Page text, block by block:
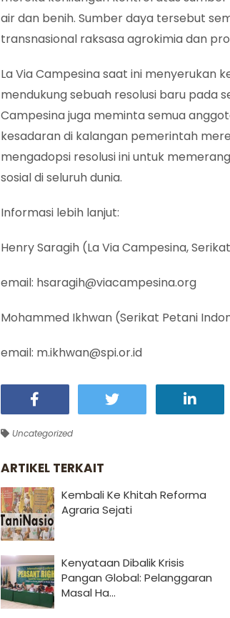
air dan benih. Sumber daya tersebut
transnasional raksasa agrokimia dan
La Via Campesina saat ini menyerukan
mendukung sebuah resolusi baru pada
Campesina juga meminta semua
kesadaran di kalangan pemerintah
mengadopsi resolusi ini untuk
sosial di seluruh dunia.
Informasi lebih lanjut:
Henry Saragih (La Via Campesina,
email: hsaragih@viacampesina.org
Mohammed Ikhwan (Serikat Petani
email: m.ikhwan@spi.or.id
Uncategorized
ARTIKEL TERKAIT
Kembali Ke Khitah Reforma
Agraria Sejati
Kenyataan Dibalik Krisis
Pangan Global: Pelanggaran
Masal Ha...